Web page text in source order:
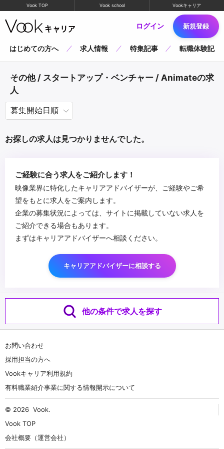
Vook TOP Vook school Vookキャリア
ログイン 新規登録
はじめての方へ 求人情報 特集記事 転職体験記
その他 / スタートアップ・ベンチャー / Animateの求
人
お探しの求人は見つかりませんでした。
ご経験に合う求人をご紹介します！
映像業界に特化したキャリアアドバイザーが、ご経験やご希
望をもとに求人をご案内します。
企業の募集状況によっては、サイトに掲載していない求人を
ご紹介できる場合もあります。
まずはキャリアアドバイザーへ相談ください。
キャリアアドバイザーに相談する
他の条件で求人を探す
お問い合わせ
採用担当の方へ
Vookキャリア利用規約
有料職業紹介事業に関する情報開示について
© 2026 Vook.
Vook TOP
会社概要（運営会社）